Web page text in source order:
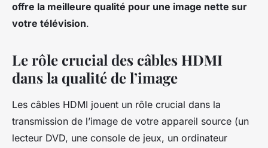
offre la meilleure qualité pour une image nette sur
votre télévision.
Le rôle crucial des câbles HDMI
dans la qualité de l’image
Les câbles HDMI jouent un rôle crucial dans la
transmission de l’image de votre appareil source (un
lecteur DVD, une console de jeux, un ordinateur